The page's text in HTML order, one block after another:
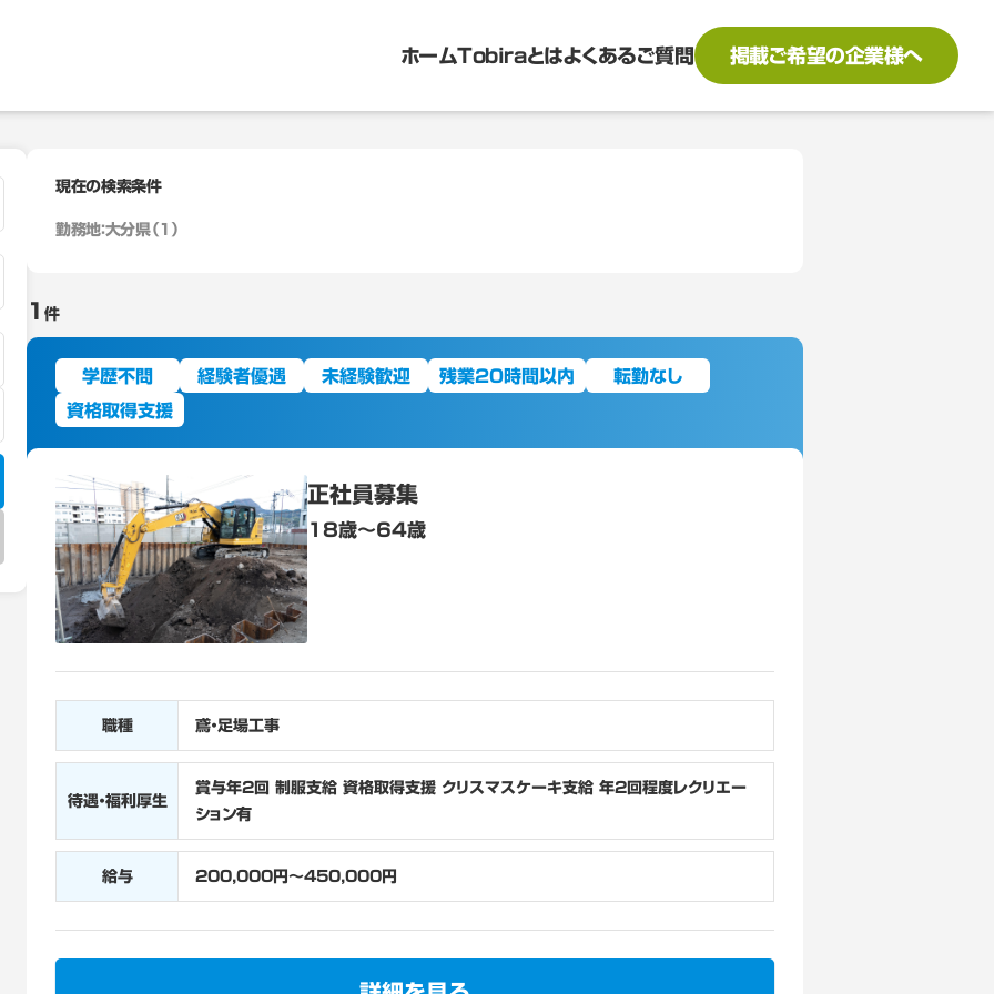
ホームTobiraとはよくあるご質問 掲載ご希望の企業様へ
現在の検索条件
勤務地：大分県（1）
1 件
学歴不問 経験者優遇 未経験歓迎 残業20時間以内
転勤なし
資格取得支援
正社員募集
18歳～64歳
職種 鳶・足場工事
待遇・福利厚生
賞与年2回 制服支給 資格取得支援 クリスマスケーキ支給 年2回程度レクリエー
ション有
給与 200,000円～450,000円